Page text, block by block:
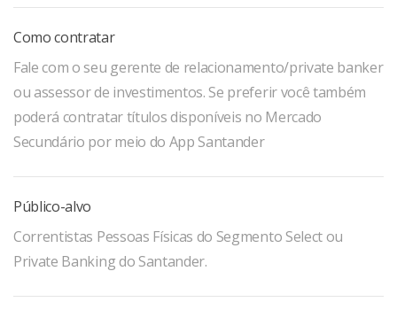
Como contratar
Fale com o seu gerente de relacionamento/private banker
ou assessor de investimentos. Se preferir você também
poderá contratar títulos disponíveis no Mercado
Secundário por meio do App Santander
Público-alvo
Correntistas Pessoas Físicas do Segmento Select ou
Private Banking do Santander.